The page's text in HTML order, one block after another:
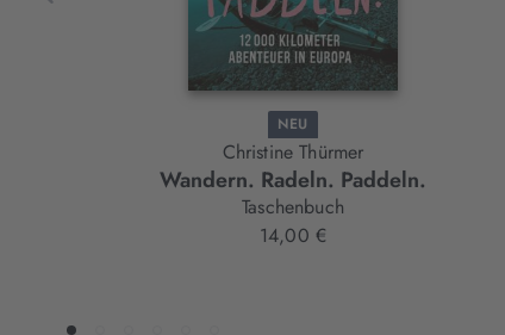
NEU
Christine Thürmer
Wandern. Radeln. Paddeln.
Taschenbuch
14,00 €